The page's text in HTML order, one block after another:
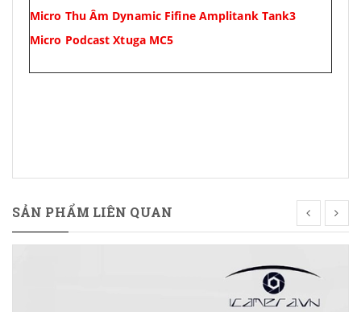
Micro Thu Âm Dynamic Fifine Amplitank Tank3
Micro Podcast Xtuga MC5
SẢN PHẨM LIÊN QUAN